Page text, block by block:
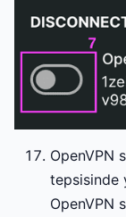
OpenVPN
tepsisinde
OpenVPN